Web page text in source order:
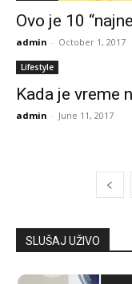
Ovo je 10
admin - October 1, 2017
Lifestyle
Kada je vreme
admin - June 11, 2017
SLUŠAJ UŽIVO